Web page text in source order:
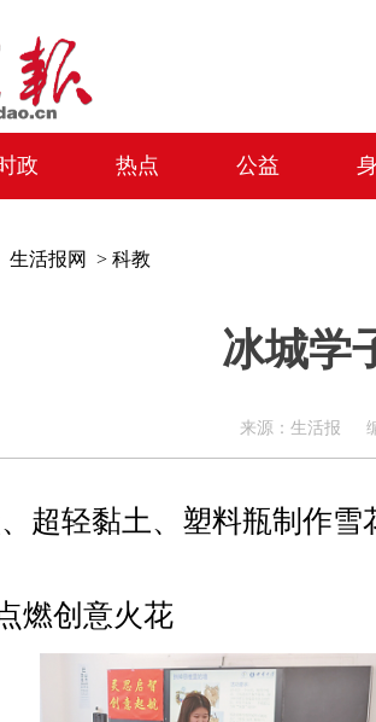
政 热点 公益
生活报网 > 科教
冰城学
来源：生活报
超轻黏土、塑料瓶制作雪
燃创意火花